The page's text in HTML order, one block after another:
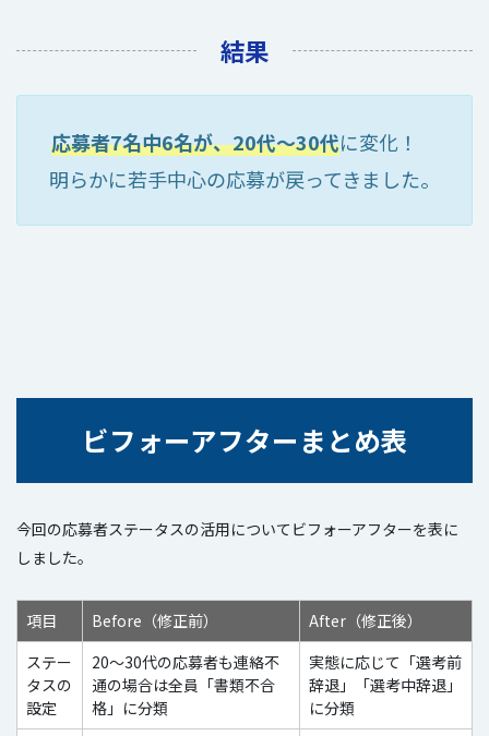
結果
応募者7名中6名が、20代〜30代に変化！
明らかに若手中心の応募が戻ってきました。
ビフォーアフターまとめ表
今回の応募者ステータスの活用についてビフォーアフターを表に
しました。
項目 Before（修正前）
After（修正後）
ステー
タスの
設定
20～30代の応募者も連絡不
通の場合は全員「書類不合
格」に分類
実態に応じて「選考前
辞退」「選考中辞退」
に分類